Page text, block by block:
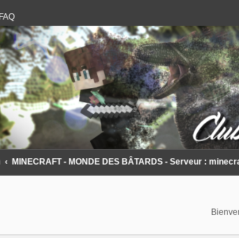
FAQ
MINECRAFT - MONDE DES BÂTARDS - Serveur :